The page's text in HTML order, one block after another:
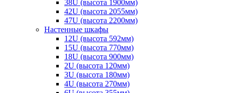
38U (высота 1900мм)
42U (высота 2055мм)
47U (высота 2200мм)
Настенные шкафы
12U (высота 592мм)
15U (высота 770мм)
18U (высота 900мм)
2U (высота 120мм)
3U (высота 180мм)
4U (высота 270мм)